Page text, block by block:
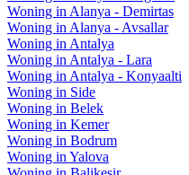
Woning in Alanya - Demirtas
Woning in Alanya - Avsallar
Woning in Antalya
Woning in Antalya - Lara
Woning in Antalya - Konyaalti
Woning in Side
Woning in Belek
Woning in Kemer
Woning in Bodrum
Woning in Yalova